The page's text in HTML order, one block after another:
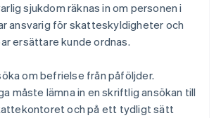
sjukdom räknas in om personen i
ansvarig för skatteskyldigheter och
ersättare kunde ordnas.
om befrielse från påföljder.
måste lämna in en skriftlig ansökan till
och på ett tydligt sätt